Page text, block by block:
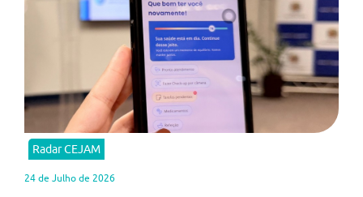
Radar CEJAM
24 de Julho de 2026